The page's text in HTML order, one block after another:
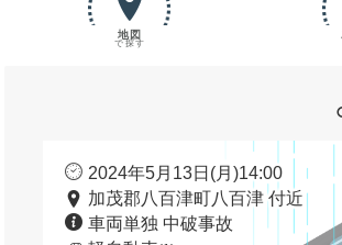
地図
で探す
2024年5月13日(月)14:00
加茂郡八百津町八百津 付近
車両単独 中破事故